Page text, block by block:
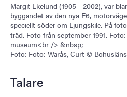
Margit Ekelund (1905 - 2002), var
byggandet av den nya E6,
speciellt söder om Ljungskile. På
träd. Foto från september 1991.
museum<br /> &nbsp;
Foto: Foto: Warås, Curt ©
Talare